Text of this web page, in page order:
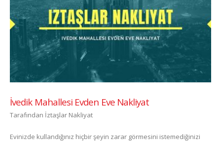
İvedik Mahallesi Evden Eve Nakliyat
Tarafından İztaşlar Nakliyat
Evinizde kullandığınız hiçbir şeyin zarar görmesini istemediğinizi